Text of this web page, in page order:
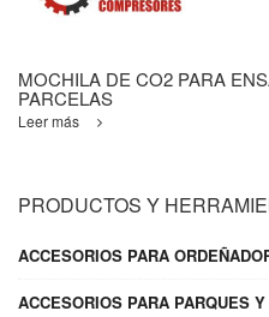
MOCHILA DE CO2 PARA
PARCELAS
Leer más
PRODUCTOS Y
ACCESORIOS PARA
ACCESORIOS PARA PARQUES